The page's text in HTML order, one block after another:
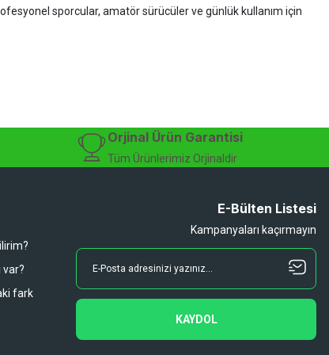
sporcular, amatör sürücüler ve günlük kullanım için
alışverişinizi güvenle gerçekleştirebilirsiniz.
Orjinal Ürün Garantisi
Tüm Ürünlerimiz Orjinaldir
var?
fark
E-Bülten Listesi
Kampanyaları kaçırmayın
KAYDOL